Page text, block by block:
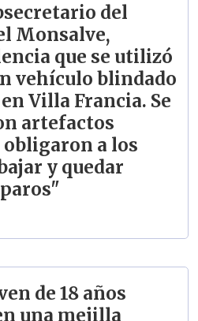
del
Monsalve,
que se utilizó
vehículo blindado
Villa Francia. Se
artefactos
a los
y quedar
de 18 años
una mejilla